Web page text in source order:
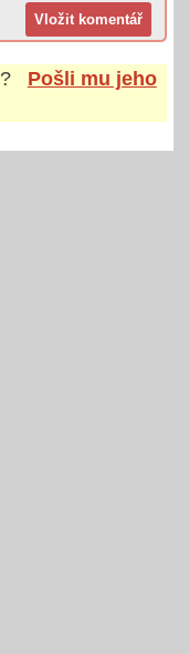
?
Pošli mu jeho